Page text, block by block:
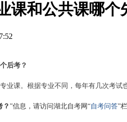
课和公共课哪个
后考？
业课。根据专业不同，每年有几次考
？ ”信息，请访问湖北自考网“自考问答”